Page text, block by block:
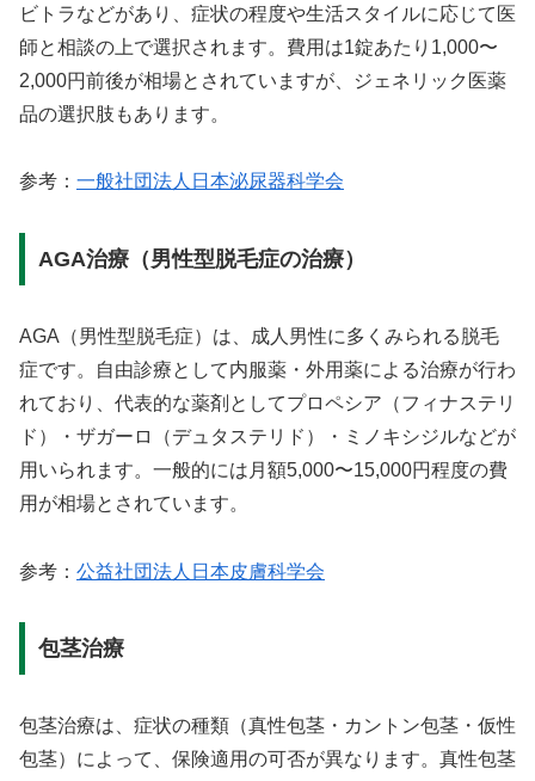
ビトラなどがあり、症状の程度や生活スタイルに応じて医
師と相談の上で選択されます。費用は1錠あたり1,000〜
2,000円前後が相場とされていますが、ジェネリック医薬
品の選択肢もあります。
参考： 一般社団法人日本泌尿器科学会
AGA治療（男性型脱毛症の治療）
AGA（男性型脱毛症）は、成人男性に多くみられる脱毛
症です。自由診療として内服薬・外用薬による治療が行わ
れており、代表的な薬剤としてプロペシア（フィナステリ
ド）・ザガーロ（デュタステリド）・ミノキシジルなどが
用いられます。一般的には月額5,000〜15,000円程度の費
用が相場とされています。
参考： 公益社団法人日本皮膚科学会
包茎治療
包茎治療は、症状の種類（真性包茎・カントン包茎・仮性
包茎）によって、保険適用の可否が異なります。真性包茎